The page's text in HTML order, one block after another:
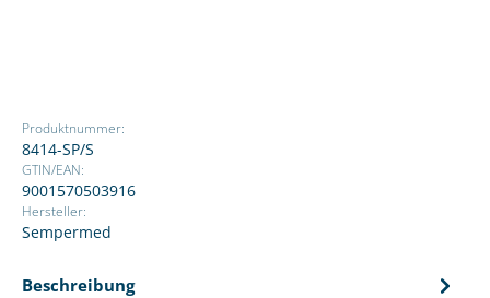
Produktnummer:
8414-SP/S
GTIN/EAN:
9001570503916
Hersteller:
Sempermed
Beschreibung